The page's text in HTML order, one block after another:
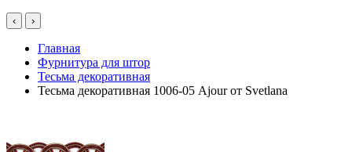
‹ ›
Главная
Фурнитура для штор
Тесьма декоративная
Тесьма декоративная 1006-05 Ajour от Svetlana